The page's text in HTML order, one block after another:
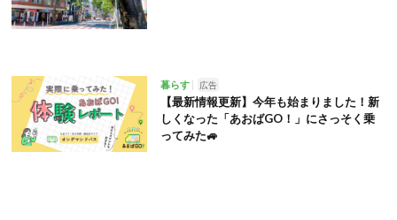
暮らす 広告
【最新情報更新】今年も始まりました！新
しくなった「あおばGO！」にさっそく乗
ってみた🚙